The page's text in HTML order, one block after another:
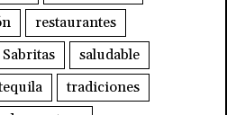
restaurantes
Sabritas
saludable
tradiciones